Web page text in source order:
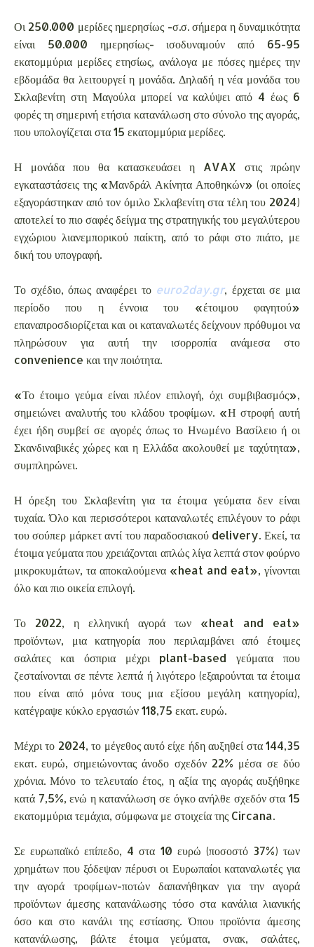
Οι 250.000 μερίδες ημερησίως -σ.σ. σήμερα η δυναμικότητα
είναι 50.000 ημερησίως- ισοδυναμούν από 65-95
εκατομμύρια μερίδες ετησίως, ανάλογα με πόσες ημέρες την
εβδομάδα θα λειτουργεί η μονάδα. Δηλαδή η νέα μονάδα του
Σκλαβενίτη στη Μαγούλα μπορεί να καλύψει από 4 έως 6
φορές τη σημερινή ετήσια κατανάλωση στο σύνολο της αγοράς,
που υπολογίζεται στα 15 εκατομμύρια μερίδες.
Η μονάδα που θα κατασκευάσει η AVAX στις πρώην
εγκαταστάσεις της «Μανδράλ Ακίνητα Αποθηκών» (οι οποίες
εξαγοράστηκαν από τον όμιλο Σκλαβενίτη στα τέλη του 2024)
αποτελεί το πιο σαφές δείγμα της στρατηγικής του μεγαλύτερου
εγχώριου λιανεμπορικού παίκτη, από το ράφι στο πιάτο, με
δική του υπογραφή.
Το σχέδιο, όπως αναφέρει το euro2day.gr, έρχεται σε μια
περίοδο που η έννοια του «έτοιμου φαγητού»
επαναπροσδιορίζεται και οι καταναλωτές δείχνουν πρόθυμοι να
πληρώσουν για αυτή την ισορροπία ανάμεσα στο
convenience και την ποιότητα.
«Το έτοιμο γεύμα είναι πλέον επιλογή, όχι συμβιβασμός»,
σημειώνει αναλυτής του κλάδου τροφίμων. «Η στροφή αυτή
έχει ήδη συμβεί σε αγορές όπως το Ηνωμένο Βασίλειο ή οι
Σκανδιναβικές χώρες και η Ελλάδα ακολουθεί με ταχύτητα»,
συμπληρώνει.
Η όρεξη του Σκλαβενίτη για τα έτοιμα γεύματα δεν είναι
τυχαία. Όλο και περισσότεροι καταναλωτές επιλέγουν το ράφι
του σούπερ μάρκετ αντί του παραδοσιακού delivery. Εκεί, τα
έτοιμα γεύματα που χρειάζονται απλώς λίγα λεπτά στον φούρνο
μικροκυμάτων, τα αποκαλούμενα «heat and eat», γίνονται
όλο και πιο οικεία επιλογή.
Το 2022, η ελληνική αγορά των «heat and eat»
προϊόντων, μια κατηγορία που περιλαμβάνει από έτοιμες
σαλάτες και όσπρια μέχρι plant-based γεύματα που
ζεσταίνονται σε πέντε λεπτά ή λιγότερο (εξαιρούνται τα έτοιμα
που είναι από μόνα τους μια εξίσου μεγάλη κατηγορία),
κατέγραψε κύκλο εργασιών 118,75 εκατ. ευρώ.
Μέχρι το 2024, το μέγεθος αυτό είχε ήδη αυξηθεί στα 144,35
εκατ. ευρώ, σημειώνοντας άνοδο σχεδόν 22% μέσα σε δύο
χρόνια. Μόνο το τελευταίο έτος, η αξία της αγοράς αυξήθηκε
κατά 7,5%, ενώ η κατανάλωση σε όγκο ανήλθε σχεδόν στα 15
εκατομμύρια τεμάχια, σύμφωνα με στοιχεία της Circana.
Σε ευρωπαϊκό επίπεδο, 4 στα 10 ευρώ (ποσοστό 37%) των
χρημάτων που ξόδεψαν πέρυσι οι Ευρωπαίοι καταναλωτές για
την αγορά τροφίμων-ποτών δαπανήθηκαν για την αγορά
προϊόντων άμεσης κατανάλωσης τόσο στα κανάλια λιανικής
όσο και στο κανάλι της εστίασης. Όπου προϊόντα άμεσης
κατανάλωσης, βάλτε έτοιμα γεύματα, σνακ, σαλάτες,